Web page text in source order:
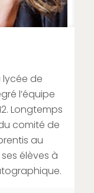
lycée de
l’équipe
Longtemps
comité de
au
élèves à